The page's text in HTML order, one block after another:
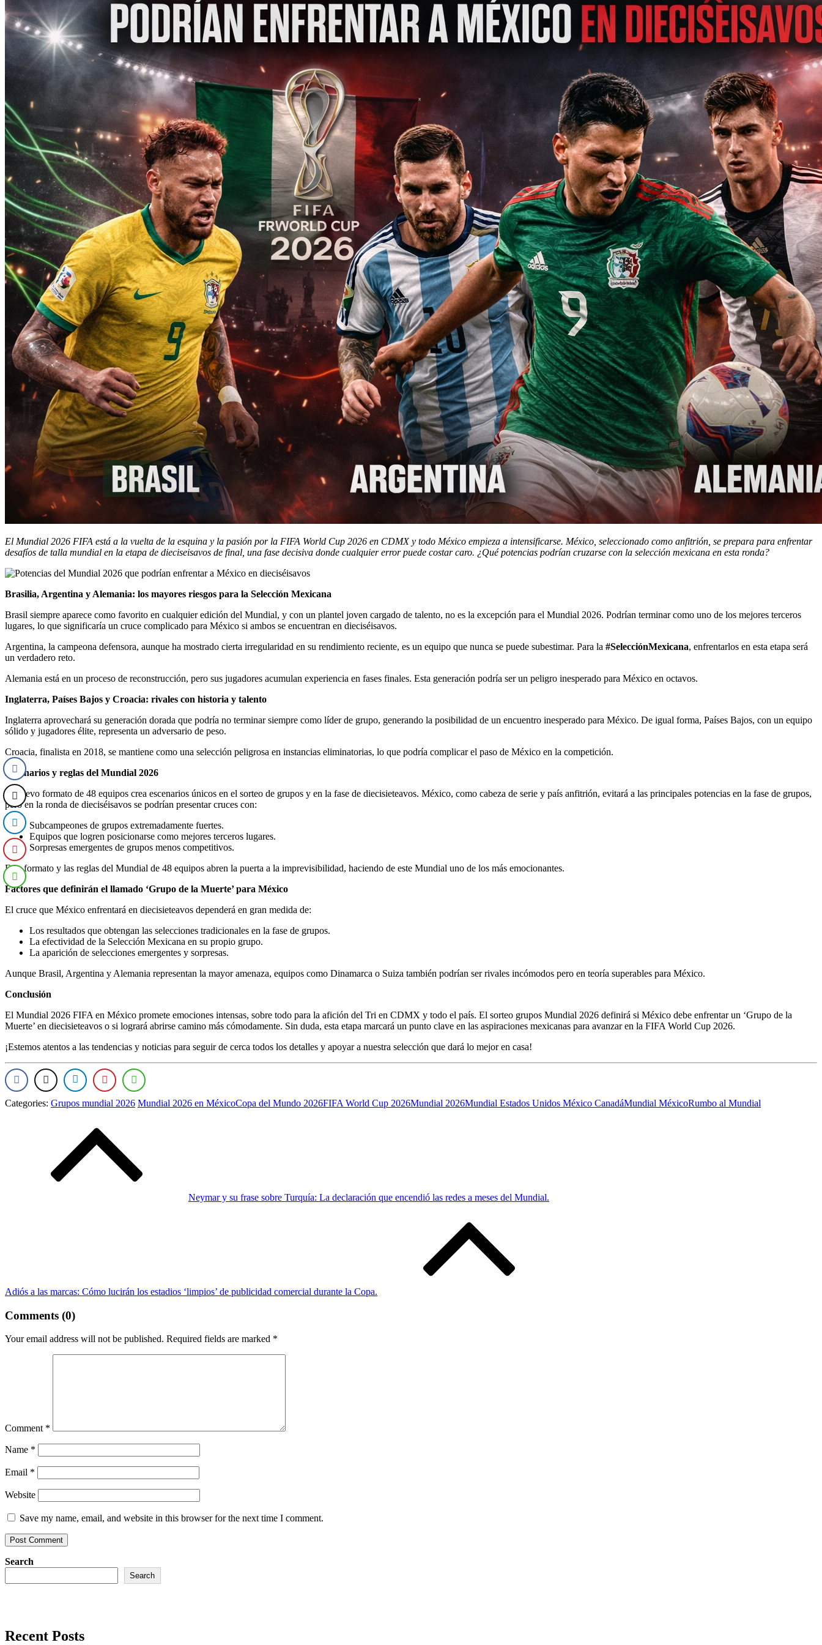
El Mundial 2026 FIFA está a la vuelta de la esquina y la pasión por la FIFA World Cup 2026 en CDMX y todo México empieza a intensificarse. México, seleccionado como anfitrión, se prepara para enfrentar
desafíos de talla mundial en la etapa de dieciseisavos de final, una fase decisiva donde cualquier error puede costar caro. ¿Qué potencias podrían cruzarse con la selección mexicana en esta ronda?
Brasilia, Argentina y Alemania: los mayores riesgos para la Selección Mexicana
Brasil siempre aparece como favorito en cualquier edición del Mundial, y con un plantel joven cargado de talento, no es la excepción para el Mundial 2026. Podrían terminar como uno de los mejores terceros
lugares, lo que significaría un cruce complicado para México si ambos se encuentran en dieciséisavos.
Argentina, la campeona defensora, aunque ha mostrado cierta irregularidad en su rendimiento reciente, es un equipo que nunca se puede subestimar. Para la #SelecciónMexicana, enfrentarlos en esta etapa será
un verdadero reto.
Alemania está en un proceso de reconstrucción, pero sus jugadores acumulan experiencia en fases finales. Esta generación podría ser un peligro inesperado para México en octavos.
Inglaterra, Países Bajos y Croacia: rivales con historia y talento
Inglaterra aprovechará su generación dorada que podría no terminar siempre como líder de grupo, generando la posibilidad de un encuentro inesperado para México. De igual forma, Países Bajos, con un equipo
sólido y jugadores élite, representa un adversario de peso.
Croacia, finalista en 2018, se mantiene como una selección peligrosa en instancias eliminatorias, lo que podría complicar el paso de México en la competición.
Escenarios y reglas del Mundial 2026
El nuevo formato de 48 equipos crea escenarios únicos en el sorteo de grupos y en la fase de diecisieteavos. México, como cabeza de serie y país anfitrión, evitará a las principales potencias en la fase de grupos,
pero en la ronda de dieciséisavos se podrían presentar cruces con:
Subcampeones de grupos extremadamente fuertes.
Equipos que logren posicionarse como mejores terceros lugares.
Sorpresas emergentes de grupos menos competitivos.
Este formato y las reglas del Mundial de 48 equipos abren la puerta a la imprevisibilidad, haciendo de este Mundial uno de los más emocionantes.
Factores que definirán el llamado ‘Grupo de la Muerte’ para México
El cruce que México enfrentará en diecisieteavos dependerá en gran medida de:
Los resultados que obtengan las selecciones tradicionales en la fase de grupos.
La efectividad de la Selección Mexicana en su propio grupo.
La aparición de selecciones emergentes y sorpresas.
Aunque Brasil, Argentina y Alemania representan la mayor amenaza, equipos como Dinamarca o Suiza también podrían ser rivales incómodos pero en teoría superables para México.
Conclusión
El Mundial 2026 FIFA en México promete emociones intensas, sobre todo para la afición del Tri en CDMX y todo el país. El sorteo grupos Mundial 2026 definirá si México debe enfrentar un ‘Grupo de la
Muerte’ en diecisieteavos o si logrará abrirse camino más cómodamente. Sin duda, esta etapa marcará un punto clave en las aspiraciones mexicanas para avanzar en la FIFA World Cup 2026.
¡Estemos atentos a las tendencias y noticias para seguir de cerca todos los detalles y apoyar a nuestra selección que dará lo mejor en casa!
Categories: Grupos mundial 2026 Mundial 2026 en MéxicoCopa del Mundo 2026FIFA World Cup 2026Mundial 2026Mundial Estados Unidos México CanadáMundial MéxicoRumbo al Mundial
Neymar y su frase sobre Turquía: La declaración que encendió las redes a meses del Mundial.
Adiós a las marcas: Cómo lucirán los estadios ‘limpios’ de publicidad comercial durante la Copa.
Comments (0)
Your email address will not be published. Required fields are marked *
Comment *
Name *
Email *
Website
Save my name, email, and website in this browser for the next time I comment.
Search
Search
Recent Posts